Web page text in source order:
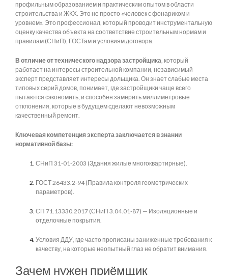
профильным образованием и практическим опытом в области
строительства и ЖКХ. Это не просто «человек с фонариком и
уровнем». Это профессионал, который проводит инструментальную
оценку качества объекта на соответствие строительным нормам и
правилам (СНиП), ГОСТам и условиям договора.
В отличие от технического надзора застройщика, который
работает на интересы строительной компании, независимый
эксперт представляет интересы дольщика. Он знает слабые места
типовых серий домов, понимает, где застройщики чаще всего
пытаются сэкономить, и способен замерить миллиметровые
отклонения, которые в будущем сделают невозможным
качественный ремонт.
Ключевая компетенция эксперта заключается в знании
нормативной базы:
СНиП 31-01-2003 (Здания жилые многоквартирные).
ГОСТ 26433.2-94 (Правила контроля геометрических
параметров).
СП 71.13330.2017 (СНиП 3.04.01-87) — Изоляционные и
отделочные покрытия.
Условия ДДУ, где часто прописаны заниженные требования к
качеству, на которые неопытный глаз не обратит внимания.
Зачем нужен приёмщик